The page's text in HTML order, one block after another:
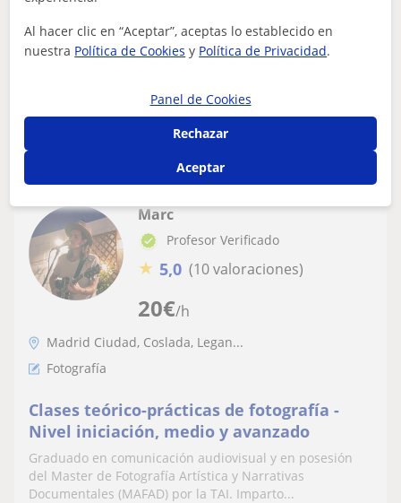
sobre ella
fotografía y pintura. Este año he acabado un grado
superior de fotografía en la Escuela Art...
20€/h
Marc
Profesor Verificado
★ 5,0 (10 valoraciones)
Madrid Ciudad, Coslada, Legan...
Fotografía
Clases teórico-prácticas de fotografía -
Nivel iniciación, medio y avanzado
Graduado en comunicación audiovisual y en posesión
del Master de Fotografía Artística y Narrativas
Documentales (MAFAD) por la TAI. Imparto...
Al hacer clic en “Aceptar”, aceptas lo establecido en
nuestra Política de Cookies y Política de Privacidad.
Panel de Cookies
Rechazar
Aceptar